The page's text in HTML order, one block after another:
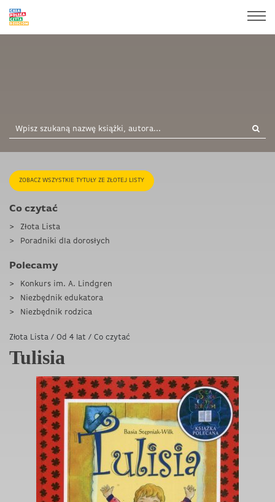
ZOBACZ WSZYSTKIE TYTUŁY ZE ZŁOTEJ LISTY
Co czytać
Złota Lista
Poradniki dla dorosłych
Polecamy
Konkurs im. A. Lindgren
Niezbędnik edukatora
Niezbędnik rodzica
Złota Lista / Od 4 lat / Co czytać
Tulisia